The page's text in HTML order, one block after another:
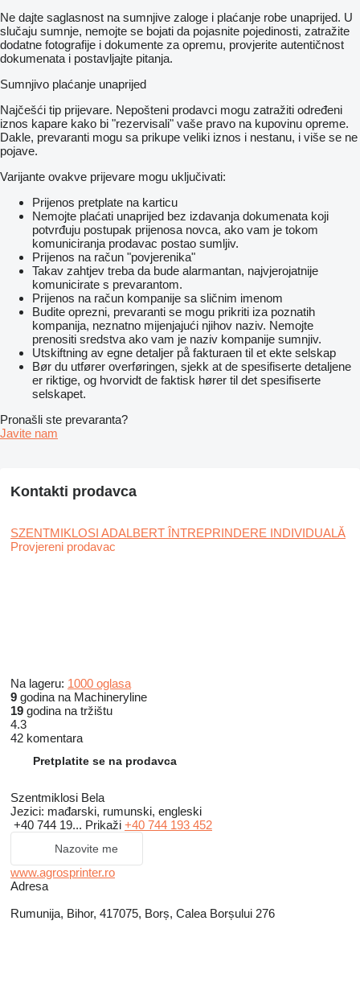
Ne dajte saglasnost na sumnjive zaloge i plaćanje robe unaprijed. U
slučaju sumnje, nemojte se bojati da pojasnite pojedinosti, zatražite
dodatne fotografije i dokumente za opremu, provjerite autentičnost
dokumenata i postavljajte pitanja.
Sumnjivo plaćanje unaprijed
Najčešći tip prijevare. Nepošteni prodavci mogu zatražiti određeni
iznos kapare kako bi "rezervisali" vaše pravo na kupovinu opreme.
Dakle, prevaranti mogu sa prikupe veliki iznos i nestanu, i više se ne
pojave.
Varijante ovakve prijevare mogu uključivati:
Prijenos pretplate na karticu
Nemojte plaćati unaprijed bez izdavanja dokumenata koji
potvrđuju postupak prijenosa novca, ako vam je tokom
komuniciranja prodavac postao sumljiv.
Prijenos na račun "povjerenika"
Takav zahtjev treba da bude alarmantan, najvjerojatnije
komunicirate s prevarantom.
Prijenos na račun kompanije sa sličnim imenom
Budite oprezni, prevaranti se mogu prikriti iza poznatih
kompanija, neznatno mijenjajući njihov naziv. Nemojte
prenositi sredstva ako vam je naziv kompanije sumnjiv.
Utskiftning av egne detaljer på fakturaen til et ekte selskap
Bør du utfører overføringen, sjekk at de spesifiserte detaljene
er riktige, og hvorvidt de faktisk hører til det spesifiserte
selskapet.
Pronašli ste prevaranta?
Javite nam
Kontakti prodavca
SZENTMIKLOSI ADALBERT ÎNTREPRINDERE INDIVIDUALĂ
Provjereni prodavac
Na lageru: 1000 oglasa
9 godina na Machineryline
19 godina na tržištu
4.3
42 komentara
Pretplatite se na prodavca
Szentmiklosi Bela
Jezici: mađarski, rumunski, engleski
+40 744 19... Prikaži +40 744 193 452
Nazovite me
www.agrosprinter.ro
Adresa
Rumunija, Bihor, 417075, Borș, Calea Borșului 276